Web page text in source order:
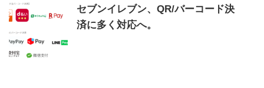
セブンイレブン、QR/バーコード決
済に多く対応へ。